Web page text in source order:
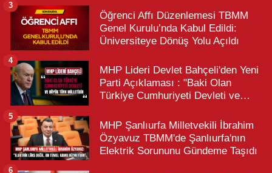
Öğrenci Affı Düzenlemesi TBMM
Genel Kurulu’nda Kabul Edildi:
Üniversiteye Dönüş Yolu Açıldı
3
MHP Lideri Devlet Bahçeli'den Yeni
Parti Açıklaması : "Baki Olan
Türkiye Cumhuriyeti Devleti ve
4
MHP Şanlıurfa Milletvekili İbrahim
Özyavuz TBMM'de Şanlıurfa'nın
Elektrik Sorununu Gündeme Taşıdı
5
6